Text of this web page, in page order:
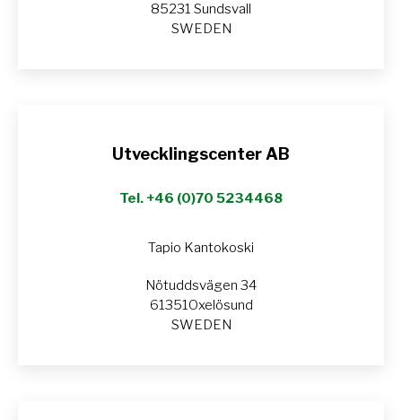
85231 Sundsvall
SWEDEN
Utvecklingscenter AB
Tel. +46 (0)70 5234468
Tapio Kantokoski
Nötuddsvägen 34
61351Oxelösund
SWEDEN